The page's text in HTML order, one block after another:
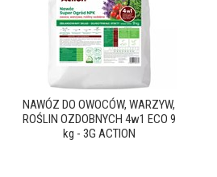
NAWÓZ DO OWOCÓW, WARZYW,
ROŚLIN OZDOBNYCH 4w1 ECO 9
kg - 3G ACTION